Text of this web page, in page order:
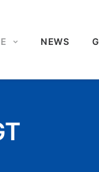
NEWS